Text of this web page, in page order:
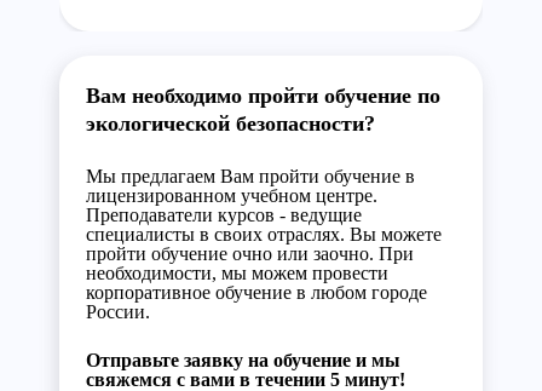
Вам необходимо пройти обучение по
экологической безопасности?
Мы предлагаем Вам пройти обучение в
лицензированном учебном центре.
Преподаватели курсов - ведущие
специалисты в своих отраслях. Вы можете
пройти обучение очно или заочно. При
необходимости, мы можем провести
корпоративное обучение в любом городе
России.
Отправьте заявку на обучение и мы
свяжемся с вами в течении 5 минут!